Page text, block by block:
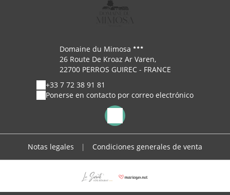
Domaine du Mimosa
26 Route De Kroaz Ar Varen,
22700 PERROS GUIREC - FRANCE
+33 7 72 38 91 81
Ponerse en contacto por correo electrónico
Notas legales | Condiciones generales de venta